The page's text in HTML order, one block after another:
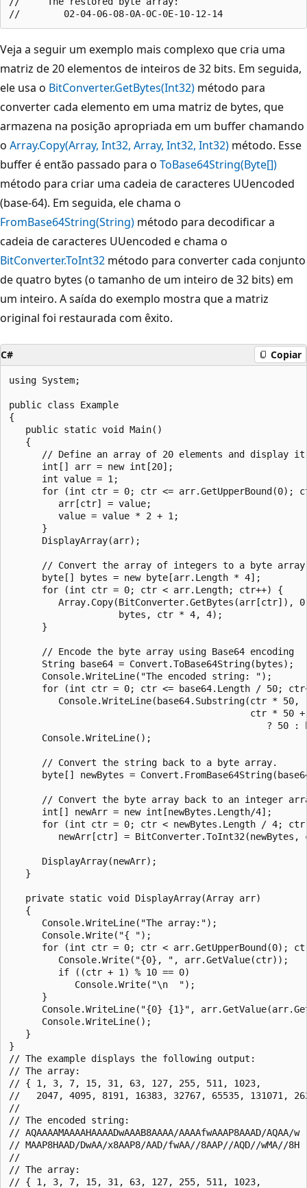
Veja a seguir um exemplo mais complexo que cria uma
matriz de 20 elementos de inteiros de 32 bits. Em seguida,
ele usa o BitConverter.GetBytes(Int32) método para
converter cada elemento em uma matriz de bytes, que
armazena na posição apropriada em um buffer chamando
o Array.Copy(Array, Int32, Array, Int32, Int32) método. Esse
buffer é então passado para o ToBase64String(Byte[])
método para criar uma cadeia de caracteres UUencoded
(base-64). Em seguida, ele chama o
FromBase64String(String) método para decodificar a
cadeia de caracteres UUencoded e chama o
BitConverter.ToInt32 método para converter cada conjunto
de quatro bytes (o tamanho de um inteiro de 32 bits) em
um inteiro. A saída do exemplo mostra que a matriz
original foi restaurada com êxito.
C# Copiar
using System;
public class Example
{
   public static void Main()
   {
// Define an array of 20 elements and display
      int[] arr = new int[20];
      int value = 1;
for (int ctr = 0; ctr <= arr.GetUpperBound(0);
         arr[ctr] = value;
         value = value * 2 + 1;
      }
      DisplayArray(arr);
// Convert the array of integers to a byte
      byte[] bytes = new byte[arr.Length * 4];
      for (int ctr = 0; ctr < arr.Length; ctr++) {
Array.Copy(BitConverter.GetBytes(arr[ctr]),
                    bytes, ctr * 4, 4);
      }
      // Encode the byte array using Base64 encoding
      String base64 = Convert.ToBase64String(bytes);
      Console.WriteLine("The encoded string: ");
for (int ctr = 0; ctr <= base64.Length / 50;
         Console.WriteLine(base64.Substring(ctr * 50,
ctr * 50
? 50 :
      Console.WriteLine();
      // Convert the string back to a byte array.
byte[] newBytes =
// Convert the byte array back to an integer
      int[] newArr = new int[newBytes.Length/4];
for (int ctr = 0; ctr < newBytes.Length / 4; ctr
newArr[ctr] = BitConverter.ToInt32(newBytes,
      DisplayArray(newArr);
   }
   private static void DisplayArray(Array arr)
   {
      Console.WriteLine("The array:");
      Console.Write("{ ");
for (int ctr = 0; ctr < arr.GetUpperBound(0);
         Console.Write("{0}, ", arr.GetValue(ctr));
         if ((ctr + 1) % 10 == 0)
            Console.Write("\n  ");
      }
Console.WriteLine("{0} {1}",
      Console.WriteLine();
   }
}
// The example displays the following output:
// The array:
// { 1, 3, 7, 15, 31, 63, 127, 255, 511, 1023,
//   2047, 4095, 8191, 16383, 32767, 65535, 131071,
//
// The encoded string:
// AQAAAAMAAAAHAAAADwAAAB8AAAA/AAAAfwAAAP8AAAD/AQAA/w
// MAAP8HAAD/DwAA/x8AAP8/AAD/fwAA//8AAP//AQD//wMA//8H
//
// The array:
// { 1, 3, 7, 15, 31, 63, 127, 255, 511, 1023,